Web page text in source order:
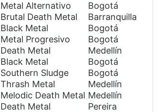
Metal Alternativo
Bogotá
Brutal Death Metal
Barranquilla
Black Metal
Bogotá
Metal Progresivo
Bogotá
Death Metal
Medellín
Black Metal
Bogotá
Southern Sludge
Bogotá
Thrash Metal
Medellín
Melodic Death Metal Medellín
Death Metal
Pereira